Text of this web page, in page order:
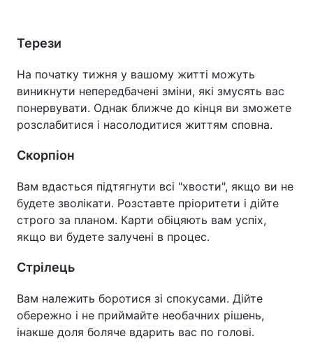
Терези
На початку тижня у вашому житті можуть
виникнути непередбачені зміни, які змусять вас
понервувати. Однак ближче до кінця ви зможете
розслабитися і насолодитися життям сповна.
Скорпіон
Вам вдасться підтягнути всі "хвости", якщо ви не
будете зволікати. Розставте пріоритети і дійте
строго за планом. Карти обіцяють вам успіх,
якщо ви будете залучені в процес.
Стрілець
Вам належить боротися зі спокусами. Дійте
обережно і не приймайте необачних рішень,
інакше доля боляче вдарить вас по голові.